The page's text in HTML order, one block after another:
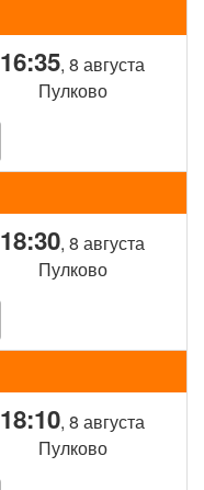
16:35, 8 августа
Пулково
18:30, 8 августа
Пулково
18:10, 8 августа
Пулково